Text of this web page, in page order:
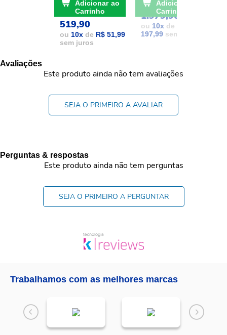
POR: R$
519,90
ou 10xde R$ 51,99
sem juros
Carrinho
POR: R$
1.979,90
ou 10x de
197,99sem juros
Carrinho
Avaliações
Este produto ainda não tem avaliações
SEJA O PRIMEIRO A AVALIAR
Perguntas & respostas
Este produto ainda não tem perguntas
SEJA O PRIMEIRO A PERGUNTAR
Trabalhamos com as melhores marcas